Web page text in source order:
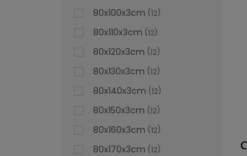
80x100x3cm 12
80x110x3cm 12
80x120x3cm 12
80x130x3cm 12
80x140x3cm 12
80x150x3cm 12
80x160x3cm 12
80x170x3cm 12